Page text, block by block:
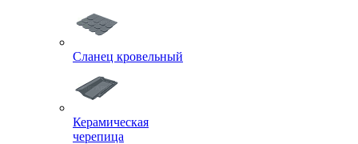
Сланец кровельный
Керамическая
черепица